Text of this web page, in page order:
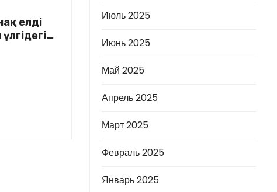
елді
Июль 2025
Июнь 2025
Май 2025
Апрель 2025
Март 2025
Февраль 2025
Январь 2025